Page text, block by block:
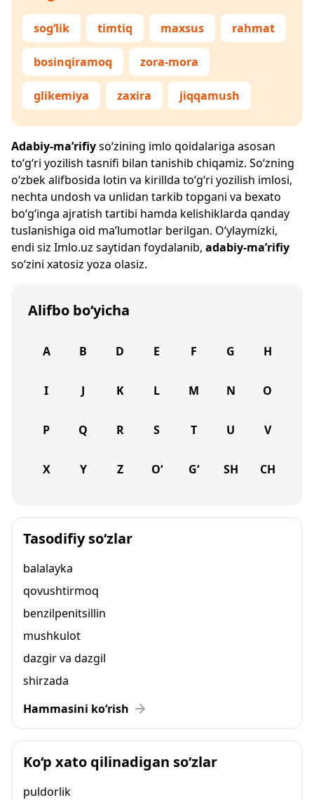
sog‘lik timtiq maxsus rahmat
bosinqiramoq zora-mora
glikemiya zaxira jiqqamush
Adabiy-ma’rifiyso‘zining imlo qoidalariga asosan
to‘g‘ri yozilish tasnifi bilan tanishib chiqamiz. So‘zning
o‘zbek alifbosida lotin va kirillda to‘g‘ri yozilish imlosi,
nechta undosh va unlidan tarkib topgani va bexato
bo‘g‘inga ajratish tartibi hamda kelishiklarda qanday
tuslanishiga oid ma’lumotlar berilgan. O‘ylaymizki,
endi siz Imlo.uz saytidan foydalanib, adabiy-ma’rifiy
so‘zini xatosiz yoza olasiz.
Alifbo bo‘yicha
A B D E F G H
I J K L M N O
P Q R S T U V
X Y Z O‘ G‘ SH CH
Tasodifiy so‘zlar
balalayka
qovushtirmoq
benzilpenitsillin
mushkulot
dazgir va dazgil
shirzada
Hammasini ko‘rish
Ko‘p xato qilinadigan so‘zlar
puldorlik